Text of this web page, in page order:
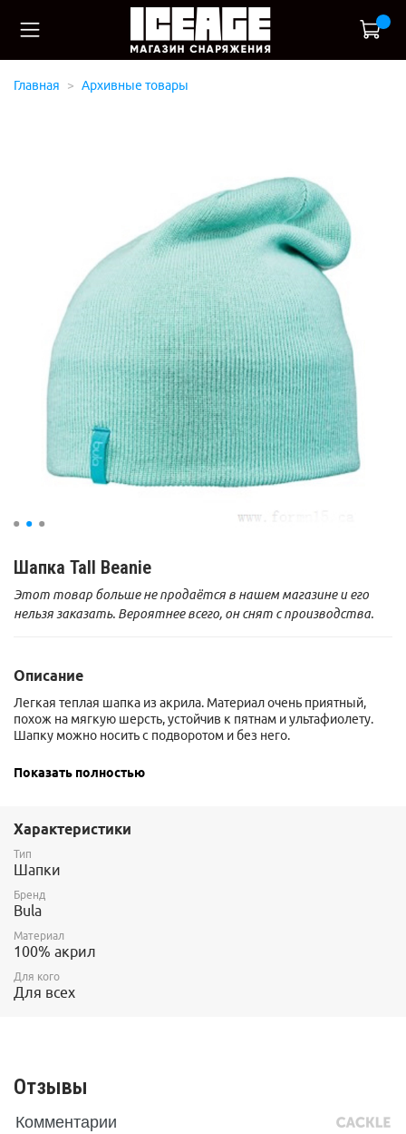
Главная Архивные товары
Шапка Tall Beanie
Этот товар больше не продаётся в нашем магазине и его
нельзя заказать. Вероятнее всего, он снят с производства.
Описание
Легкая теплая шапка из акрила. Материал очень приятный,
похож на мягкую шерсть, устойчив к пятнам и ультафиолету.
Шапку можно носить с подворотом и без него.
Показать полностью
Характеристики
Тип
Шапки
Бренд
Bula
Материал
100% акрил
Для кого
Для всех
Отзывы
Комментарии